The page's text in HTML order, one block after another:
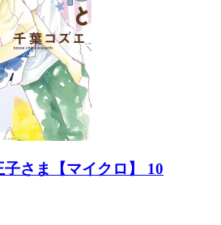
さま【マイクロ】 10